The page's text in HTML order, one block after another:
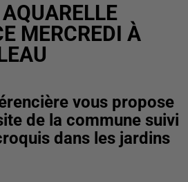
MERCREDI À
vous propose
de la commune suivi
dans les jardins